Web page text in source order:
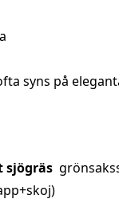
syns på
sjögräs